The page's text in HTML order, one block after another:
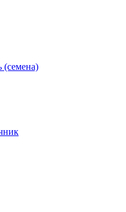
(семена)